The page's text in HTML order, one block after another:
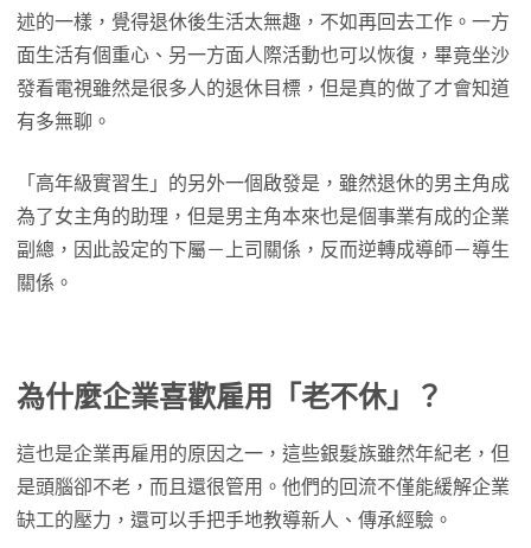
述的一樣，覺得退休後生活太無趣，不如再回去工作。一方
面生活有個重心、另一方面人際活動也可以恢復，畢竟坐沙
發看電視雖然是很多人的退休目標，但是真的做了才會知道
有多無聊。
「高年級實習生」的另外一個啟發是，雖然退休的男主角成
為了女主角的助理，但是男主角本來也是個事業有成的企業
副總，因此設定的下屬－上司關係，反而逆轉成導師－導生
關係。
為什麼企業喜歡雇用「老不休」？
這也是企業再雇用的原因之一，這些銀髮族雖然年紀老，但
是頭腦卻不老，而且還很管用。他們的回流不僅能緩解企業
缺工的壓力，還可以手把手地教導新人、傳承經驗。